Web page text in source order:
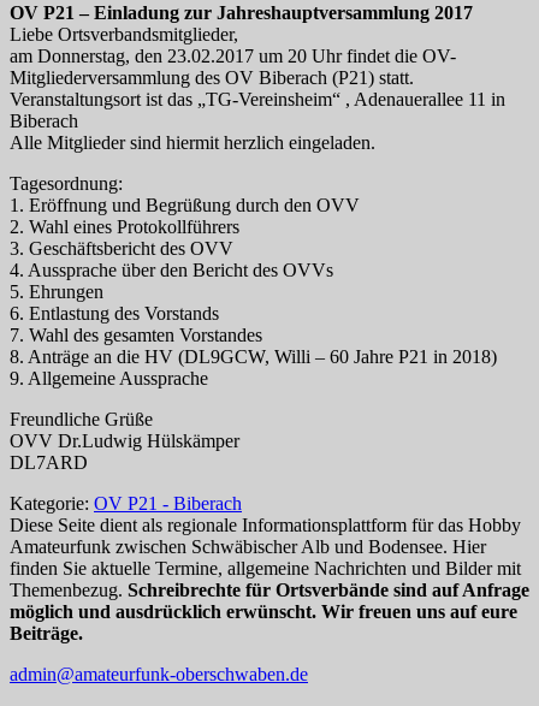
OV P21 – Einladung zur Jahreshauptversammlung 2017
Liebe Ortsverbandsmitglieder,
am Donnerstag, den 23.02.2017 um 20 Uhr findet die OV-
Mitgliederversammlung des OV Biberach (P21) statt.
Veranstaltungsort ist das „TG-Vereinsheim“ , Adenauerallee 11 in
Biberach
Alle Mitglieder sind hiermit herzlich eingeladen.
Tagesordnung:
1. Eröffnung und Begrüßung durch den OVV
2. Wahl eines Protokollführers
3. Geschäftsbericht des OVV
4. Aussprache über den Bericht des OVVs
5. Ehrungen
6. Entlastung des Vorstands
7. Wahl des gesamten Vorstandes
8. Anträge an die HV (DL9GCW, Willi – 60 Jahre P21 in 2018)
9. Allgemeine Aussprache
Freundliche Grüße
OVV Dr.Ludwig Hülskämper
DL7ARD
Kategorie: OV P21 - Biberach
Diese Seite dient als regionale Informationsplattform für das Hobby
Amateurfunk zwischen Schwäbischer Alb und Bodensee. Hier
finden Sie aktuelle Termine, allgemeine Nachrichten und Bilder mit
Themenbezug. Schreibrechte für Ortsverbände sind auf Anfrage
möglich und ausdrücklich erwünscht. Wir freuen uns auf eure
Beiträge.
admin@amateurfunk-oberschwaben.de